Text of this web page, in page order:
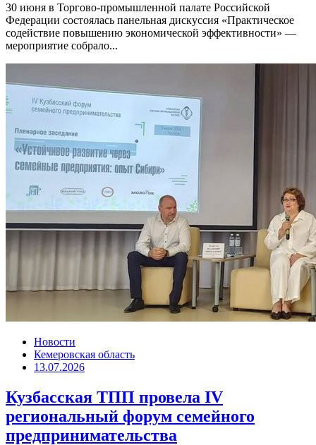
30 июня в Торгово-промышленной палате Российской
Федерации состоялась панельная дискуссия «Практическое
содействие повышению экономической эффективности» —
мероприятие собрало...
Новости
Кемеровская область
13.07.2026
Кузбасская ТПП провела IV
региональный форум семейного
предпринимательства